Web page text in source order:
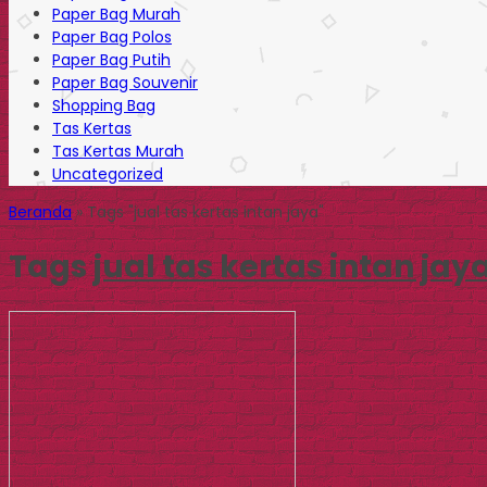
Paper Bag Murah
Paper Bag Polos
Paper Bag Putih
Paper Bag Souvenir
Shopping Bag
Tas Kertas
Tas Kertas Murah
Uncategorized
Beranda»Tags "jual tas kertas intan jaya"
Tagsjual tas kertas intan